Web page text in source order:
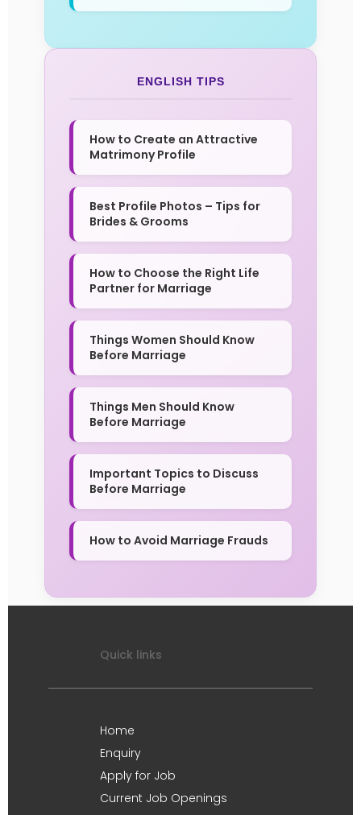
ENGLISH TIPS
How to Create an Attractive
Matrimony Profile
Best Profile Photos – Tips for
Brides & Grooms
How to Choose the Right Life
Partner for Marriage
Things Women Should Know
Before Marriage
Things Men Should Know
Before Marriage
Important Topics to Discuss
Before Marriage
How to Avoid Marriage Frauds
Quick links
Home
Enquiry
Apply for Job
Current Job Openings